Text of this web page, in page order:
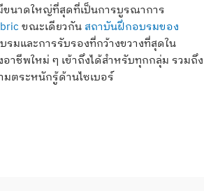
ขนาดใหญ่ที่สุดที่เป็นการบูรณาการ
ขณะเดียวกัน สถาบันฝึกอบรมของ
มและการรับรองที่กว้างขวางที่สุดใน
าชีพใหม่ ๆ เข้าถึงได้สำหรับทุกกลุ่ม รวมถึง
ตระหนักรู้ด้านไซเบอร์